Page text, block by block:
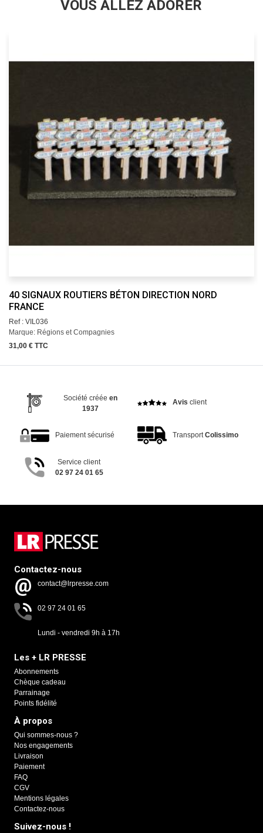
VOUS ALLEZ ADORER
40 SIGNAUX ROUTIERS BÉTON DIRECTION NORD
FRANCE
Ref : VIL036
Marque: Régions et Compagnies
31,00 € TTC
Société créée en
1937
Avis client
Paiement sécurisé TransportColissimo
Service client
02 97 24 01 65
Contactez-nous
contact@lrpresse.com
02 97 24 01 65
Lundi - vendredi 9h à 17h
Les + LR PRESSE
Abonnements
Chèque cadeau
Parrainage
Points fidélité
À propos
Qui sommes-nous ?
Nos engagements
Livraison
Paiement
FAQ
CGV
Mentions légales
Contactez-nous
Suivez-nous !